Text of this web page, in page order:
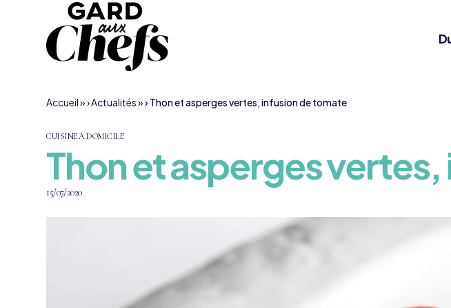
Accueil» Actualités» Thon et asperges vertes, infusion de tomate
CUISINE À DOMICILE
Thon et asperges
15/07/2020